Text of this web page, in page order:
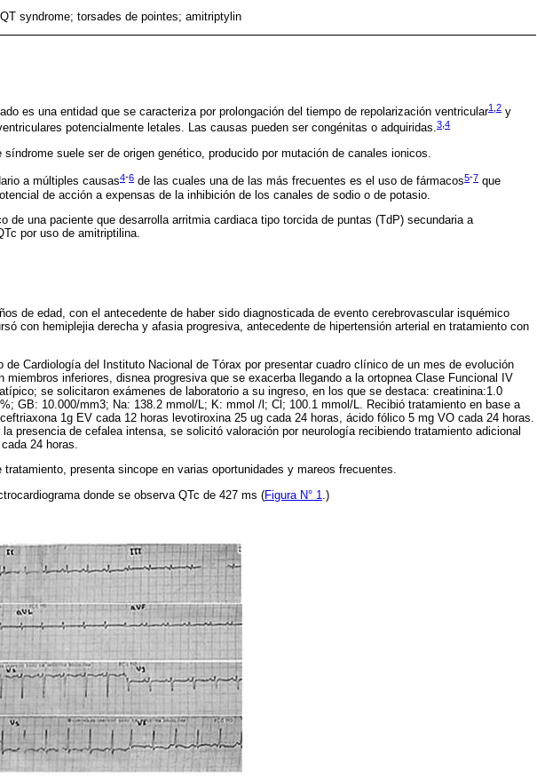
syndrome; torsades de pointes; amitriptylin
es una entidad que se caracteriza por prolongación del tiempo de repolarización ventricular1 2 y
potencialmente letales. Las causas pueden ser congénitas o adquiridas.3 4
suele ser de origen genético, producido por mutación de canales ionicos.
a múltiples causas4-6 de las cuales una de las más frecuentes es el uso de fármacos5-7 que
de acción a expensas de la inhibición de los canales de sodio o de potasio.
de una paciente que desarrolla arritmia cardiaca tipo torcida de puntas (TdP) secundaria a
por uso de amitriptilina.
de edad, con el antecedente de haber sido diagnosticada de evento cerebrovascular isquémico
con hemiplejia derecha y afasia progresiva, antecedente de hipertensión arterial en tratamiento con
de Cardiología del Instituto Nacional de Tórax por presentar cuadro clínico de un mes de evolución
miembros inferiores, disnea progresiva que se exacerba llegando a la ortopnea Clase Funcional IV
se solicitaron exámenes de laboratorio a su ingreso, en los que se destaca: creatinina:1.0
GB: 10.000/mm3; Na: 138.2 mmol/L; K: mmol /l; Cl; 100.1 mmol/L. Recibió tratamiento en base a
1g EV cada 12 horas levotiroxina 25 ug cada 24 horas, ácido fólico 5 mg VO cada 24 horas.
presencia de cefalea intensa, se solicitó valoración por neurología recibiendo tratamiento adicional
24 horas.
presenta sincope en varias oportunidades y mareos frecuentes.
donde se observa QTc de 427 ms (Figura N° 1 .)